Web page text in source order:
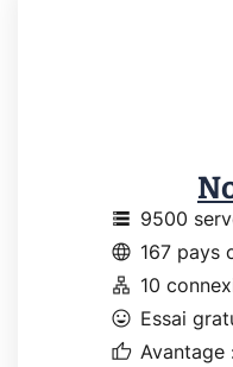
storage 9500
language 167 pays
lan 10
mood Essai
thumb_up Avantage